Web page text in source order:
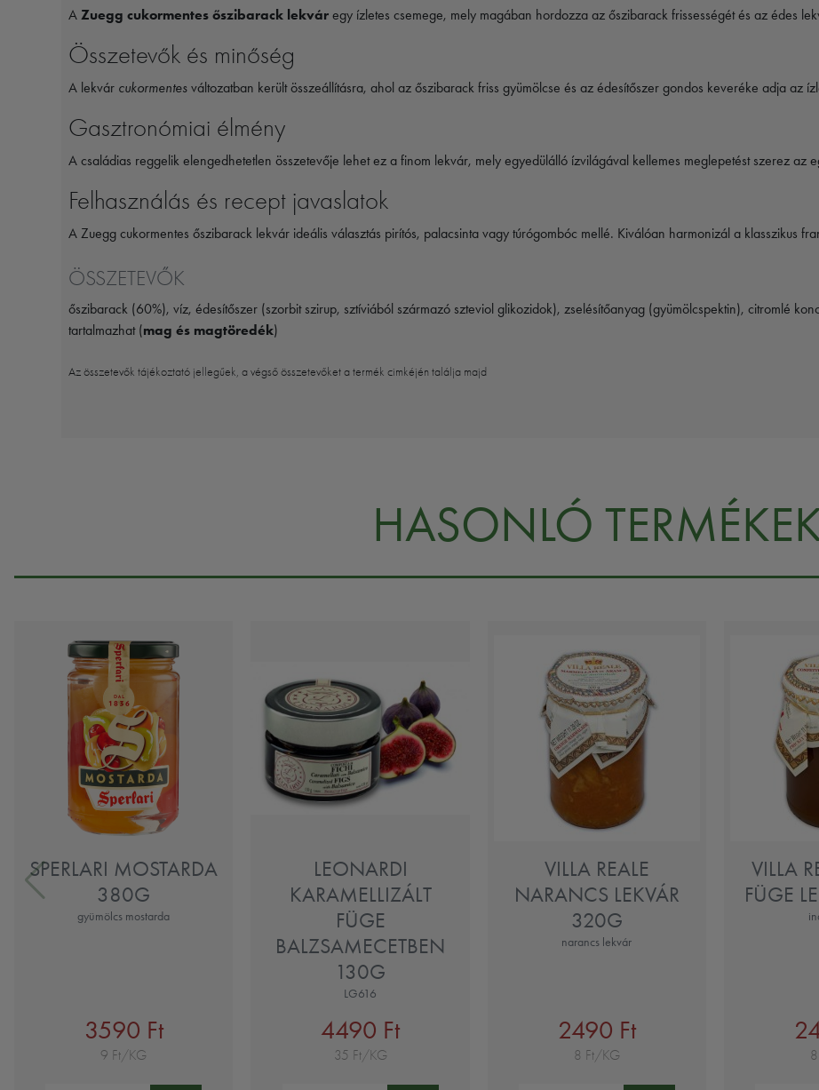
A Zuegg cukormentes őszibarack lekvár egy ízletes csemege, mely magában hordozza az őszibarack frissességét és az édes
Összetevők és minőség
A lekvár cukormentes változatban került összeállításra, ahol az őszibarack friss gyümölcse és az édesítőszer gondos keveréke adja az
Gasztronómiai élmény
A családias reggelik elengedhetetlen összetevője lehet ez a finom lekvár, mely egyedülálló ízvilágával kellemes meglepetést szerez az
Felhasználás és recept javaslatok
A Zuegg cukormentes őszibarack lekvár ideális választás pirítós, palacsinta vagy túrógombóc mellé. Kiválóan harmonizál a klasszikus
ÖSSZETEVŐK
őszibarack (60%), víz, édesítőszer (szorbit szirup, sztíviából származó szteviol glikozidok), zselésítőanyag (gyümölcspektin), citromlé
tartalmazhat (mag és magtöredék)
Az összetevők tájékoztató jellegűek, a végső összetevőket a termék cimkéjén találja majd
HASONLÓ
SPERLARI MOSTARDA
380G
gyümölcs mostarda
3590 Ft
9 Ft/KG
LEONARDI
KARAMELLIZÁLT
FÜGE
BALZSAMECETBEN
130G
LG616
4490 Ft
35 Ft/KG
VILLA REALE
NARANCS LEKVÁR
320G
narancs lekvár
2490 Ft
8 Ft/KG
VILLA
FÜGE